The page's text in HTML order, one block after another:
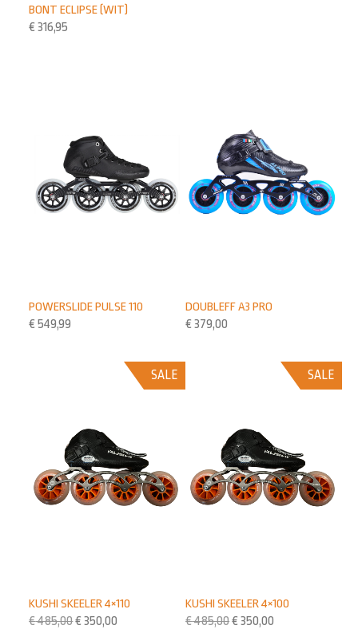
BONT ECLIPSE (WIT)
€ 316,95
DOUBLEFF A3 PRO
€ 379,00
POWERSLIDE PULSE 110
€ 549,99
SALE
KUSHI SKEELER 4×100
€485,00€ 350,00
SALE
KUSHI SKEELER 4×110
€485,00€ 350,00